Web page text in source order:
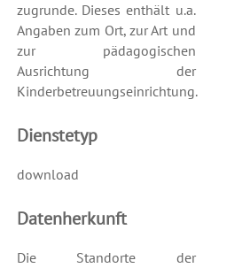
zugrunde. Dieses enthält u.a.
Angaben zum Ort, zur Art und
zur pädagogischen
Ausrichtung der
Kinderbetreuungseinrichtung.
Dienstetyp
download
Datenherkunft
Die Standorte der